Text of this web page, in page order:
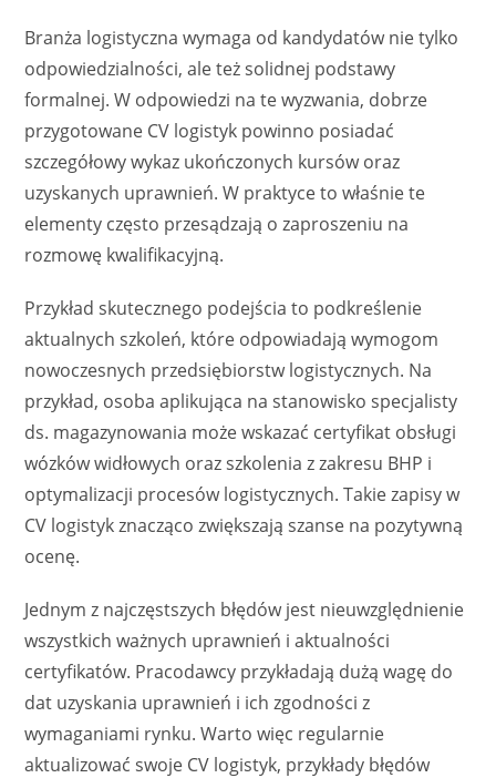
Branża logistyczna wymaga od kandydatów nie tylko
odpowiedzialności, ale też solidnej podstawy
formalnej. W odpowiedzi na te wyzwania, dobrze
przygotowane CV logistyk powinno posiadać
szczegółowy wykaz ukończonych kursów oraz
uzyskanych uprawnień. W praktyce to właśnie te
elementy często przesądzają o zaproszeniu na
rozmowę kwalifikacyjną.
Przykład skutecznego podejścia to podkreślenie
aktualnych szkoleń, które odpowiadają wymogom
nowoczesnych przedsiębiorstw logistycznych. Na
przykład, osoba aplikująca na stanowisko specjalisty
ds. magazynowania może wskazać certyfikat obsługi
wózków widłowych oraz szkolenia z zakresu BHP i
optymalizacji procesów logistycznych. Takie zapisy w
CV logistyk znacząco zwiększają szanse na pozytywną
ocenę.
Jednym z najczęstszych błędów jest nieuwzględnienie
wszystkich ważnych uprawnień i aktualności
certyfikatów. Pracodawcy przykładają dużą wagę do
dat uzyskania uprawnień i ich zgodności z
wymaganiami rynku. Warto więc regularnie
aktualizować swoje CV logistyk, przykłady błędów